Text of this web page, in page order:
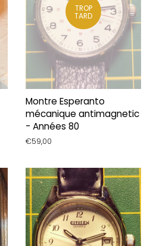
TROP
TARD
Montre Esperanto
mécanique antimagnetic
- Années 80
Prix
€59,00